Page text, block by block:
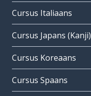
Cursus Italiaans
Cursus Japans (Kanji)
Cursus Koreaans
Cursus Spaans